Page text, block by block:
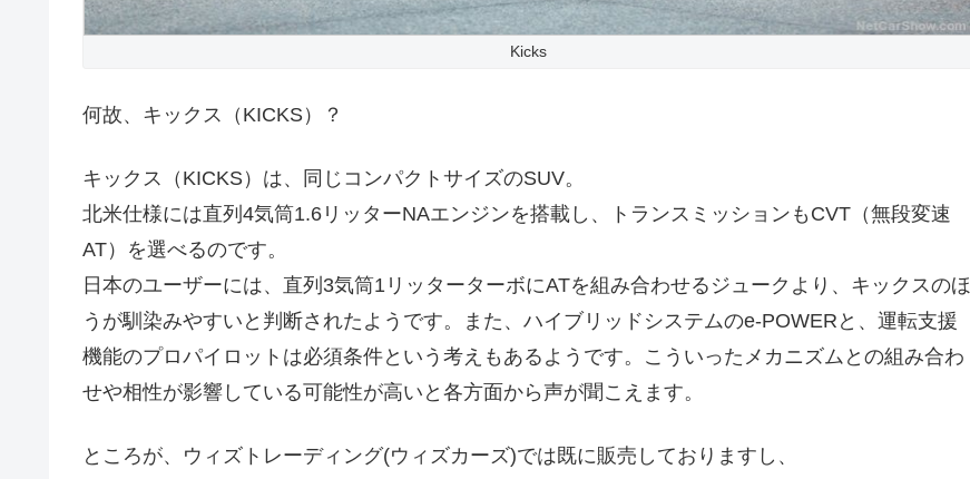
Kicks
何故、キックス（KICKS）？
キックス（KICKS）は、同じコンパクトサイズのSUV。
北米仕様には直列4気筒1.6リッターNAエンジンを搭載し、トランスミッションもCVT（無段変速
AT）を選べるのです。
日本のユーザーには、直列3気筒1リッターターボにATを組み合わせるジュークより、キックスのほ
うが馴染みやすいと判断されたようです。また、ハイブリッドシステムのe-POWERと、運転支援
機能のプロパイロットは必須条件という考えもあるようです。こういったメカニズムとの組み合わ
せや相性が影響している可能性が高いと各方面から声が聞こえます。
ところが、ウィズトレーディング(ウィズカーズ)では既に販売しておりますし、